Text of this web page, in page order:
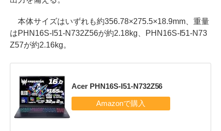
本体サイズはいずれも約356.78×275.5×18.9mm、重量
はPHN16S-I51-N732Z56が約2.18kg、PHN16S-I51-N73
Z57が約2.16kg。
Acer PHN16S-I51-N732Z56